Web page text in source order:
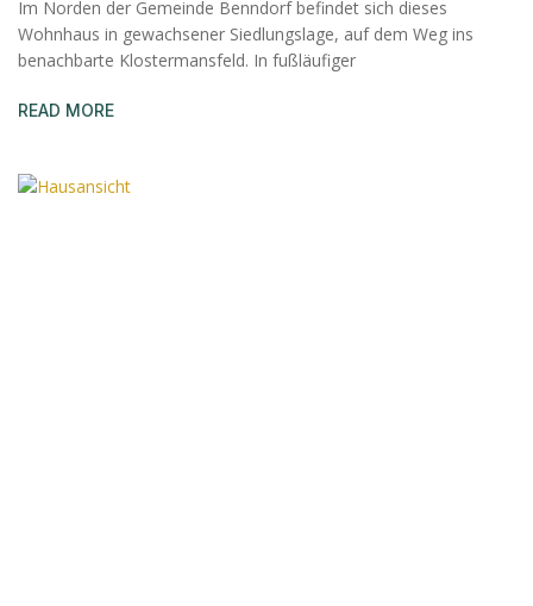
Im Norden der Gemeinde Benndorf befindet sich dieses
Wohnhaus in gewachsener Siedlungslage, auf dem Weg ins
benachbarte Klostermansfeld. In fußläufiger
READ MORE